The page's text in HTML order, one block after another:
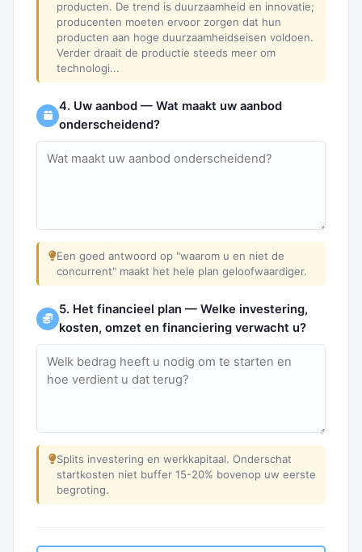
producten. De trend is duurzaamheid en innovatie;
producenten moeten ervoor zorgen dat hun
producten aan hoge duurzaamheidseisen voldoen.
Verder draait de productie steeds meer om
technologi...
4. Uw aanbod — Wat maakt uw aanbod
onderscheidend?
Een goed antwoord op "waarom u en niet de
concurrent" maakt het hele plan geloofwaardiger.
5. Het financieel plan — Welke investering,
kosten, omzet en financiering verwacht u?
Splits investering en werkkapitaal. Onderschat
startkosten niet buffer 15-20% bovenop uw eerste
begroting.